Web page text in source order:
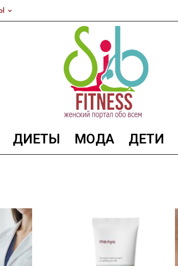
SibFitnes
ДИЕТЫ МОДА ДЕТИ